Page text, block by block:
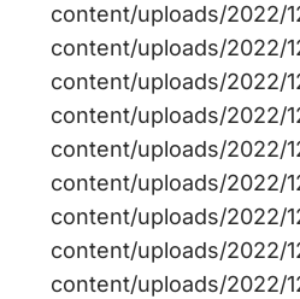
content/uploads/2022/
content/uploads/2022/
content/uploads/2022/
content/uploads/2022/
content/uploads/2022/
content/uploads/2022/
content/uploads/2022/
content/uploads/2022/
content/uploads/2022/